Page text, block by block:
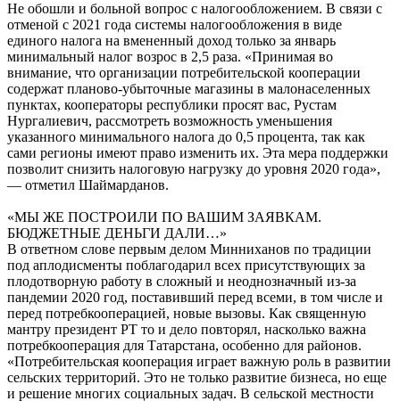
Не обошли и больной вопрос с налогообложением. В связи с
отменой с 2021 года системы налогообложения в виде
единого налога на вмененный доход только за январь
минимальный налог возрос в 2,5 раза. «Принимая во
внимание, что организации потребительской кооперации
содержат планово-убыточные магазины в малонаселенных
пунктах, кооператоры республики просят вас, Рустам
Нургалиевич, рассмотреть возможность уменьшения
указанного минимального налога до 0,5 процента, так как
сами регионы имеют право изменить их. Эта мера поддержки
позволит снизить налоговую нагрузку до уровня 2020 года»,
— отметил Шаймарданов.
«МЫ ЖЕ ПОСТРОИЛИ ПО ВАШИМ ЗАЯВКАМ.
БЮДЖЕТНЫЕ ДЕНЬГИ ДАЛИ…»
В ответном слове первым делом Минниханов по традиции
под аплодисменты поблагодарил всех присутствующих за
плодотворную работу в сложный и неоднозначный из-за
пандемии 2020 год, поставивший перед всеми, в том числе и
перед потребкооперацией, новые вызовы. Как священную
мантру президент РТ то и дело повторял, насколько важна
потребкооперация для Татарстана, особенно для районов.
«Потребительская кооперация играет важную роль в развитии
сельских территорий. Это не только развитие бизнеса, но еще
и решение многих социальных задач. В сельской местности